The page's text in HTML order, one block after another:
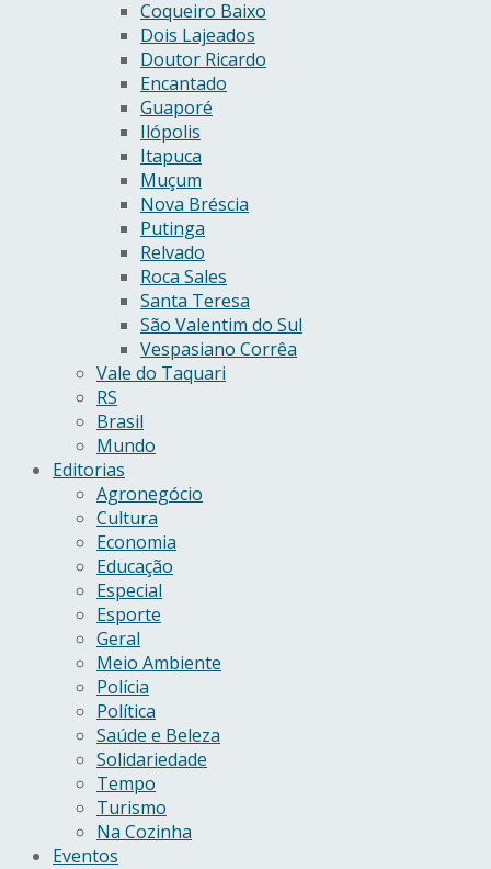
Coqueiro Baixo
Dois Lajeados
Doutor Ricardo
Encantado
Guaporé
Ilópolis
Itapuca
Muçum
Nova Bréscia
Putinga
Relvado
Roca Sales
Santa Teresa
São Valentim do Sul
Vespasiano Corrêa
Vale do Taquari
RS
Brasil
Mundo
Editorias
Agronegócio
Cultura
Economia
Educação
Especial
Esporte
Geral
Meio Ambiente
Polícia
Política
Saúde e Beleza
Solidariedade
Tempo
Turismo
Na Cozinha
Eventos